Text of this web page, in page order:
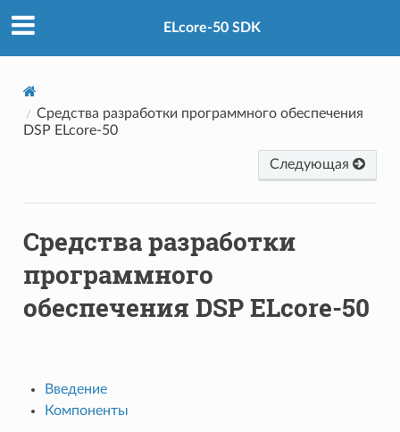
ELcore-50 SDK
Средства разработки программного обеспечения
DSP ELcore-50
Следующая
Средства разработки
программного
обеспечения DSP ELcore-50
Введение
Компоненты